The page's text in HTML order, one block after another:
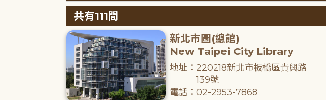
共有111間
新北市圖(總館)
New Taipei City Library
地址：220218新北市板橋區貴興路
139號
電話：02-2953-7868